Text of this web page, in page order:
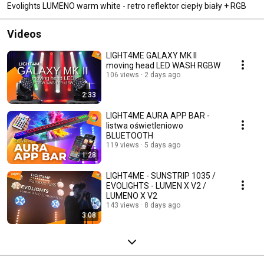
Evolights LUMENO warm white - retro reflektor ciepły biały + RGB
Videos
2:33
LIGHT4ME GALAXY MK II
moving head LED WASH RGBW
106 views 2 days ago
1:28
LIGHT4ME AURA APP BAR -
listwa oświetleniowo
BLUETOOTH
119 views 5 days ago
3:08
LIGHT4ME - SUNSTRIP 1035 /
EVOLIGHTS - LUMEN X V2 /
LUMENO X V2
143 views 8 days ago